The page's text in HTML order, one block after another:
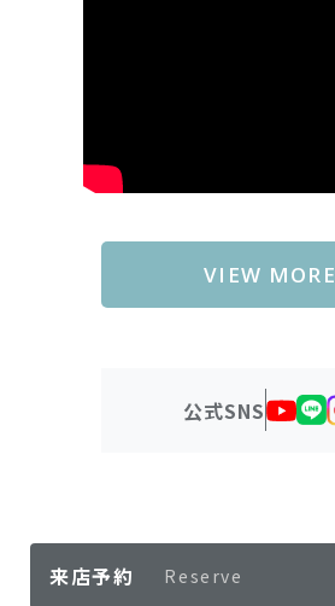
VIEW MORE
公式SNS
来店予約 Reserve